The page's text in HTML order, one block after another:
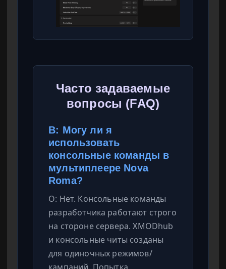
Часто задаваемые
вопросы (FAQ)
В: Могу ли я
использовать
консольные команды в
мультиплеере Nova
Roma?
О: Нет. Консольные команды
разработчика работают строго
на стороне сервера. XMODhub
и консольные читы созданы
для одиночных режимов/